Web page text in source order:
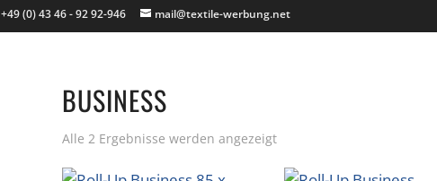
+49 (0) 43 46 - 92 92-946 mail@textile-werbung.net
BUSINESS
Alle 2 Ergebnisse werden angezeigt